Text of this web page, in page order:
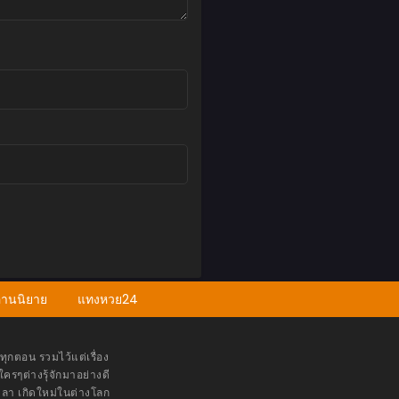
นนิยาย แทงหวย24
ตอน รวมไว้แต่เรื่อง
รๆต่างรุ้จักมาอย่างดี
เกิดใหม่ในต่างโลก